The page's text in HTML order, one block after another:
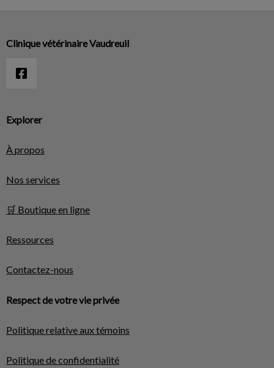
Explorer
À propos
Nos services
🛒 Boutique en ligne
Ressources
Contactez-nous
Respect de votre vie privée
Politique relative aux témoins
Politique de confidentialité
Clinique vétérinaire Vaudreuil